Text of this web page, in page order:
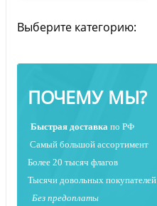
Выберите категорию:
ПОЧЕМУ МЫ?
Быстрая доставка по РФ
Самый большой ассортимент
Более 20 тысяч флагов
Тысячи довольных покупателей
Без предоплаты